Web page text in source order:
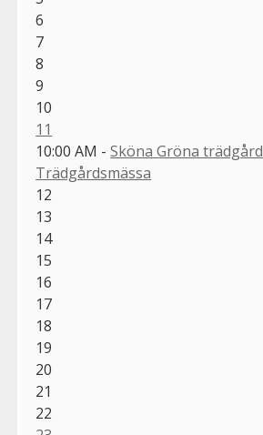
6
7
8
9
10
11
10:00 AM -Sköna Gröna trädgård
Trädgårdsmässa
12
13
14
15
16
17
18
19
20
21
22